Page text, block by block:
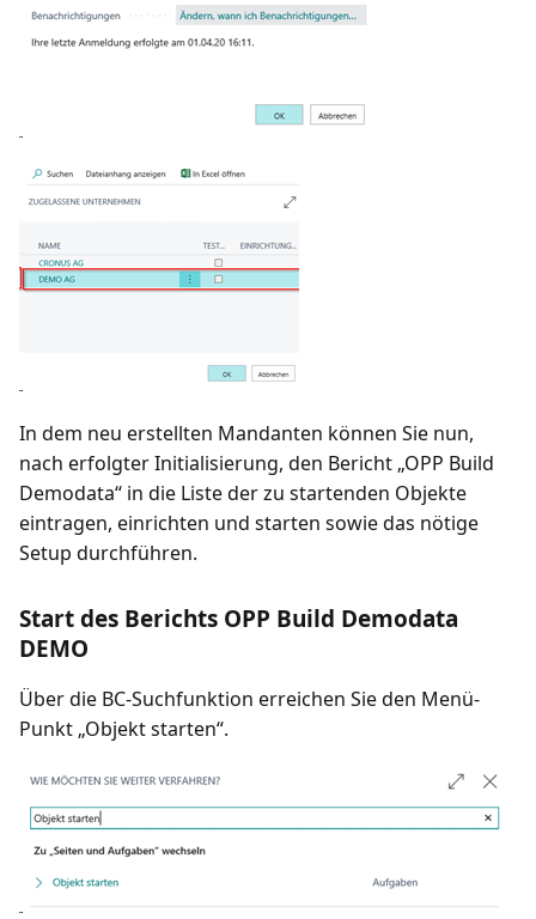
In dem neu erstellten Mandanten können Sie nun,
nach erfolgter Initialisierung, den Bericht „OPP Build
Demodata“ in die Liste der zu startenden Objekte
eintragen, einrichten und starten sowie das nötige
Setup durchführen.
Start des Berichts OPP Build Demodata
DEMO
Über die BC-Suchfunktion erreichen Sie den Menü-
Punkt „Objekt starten“.